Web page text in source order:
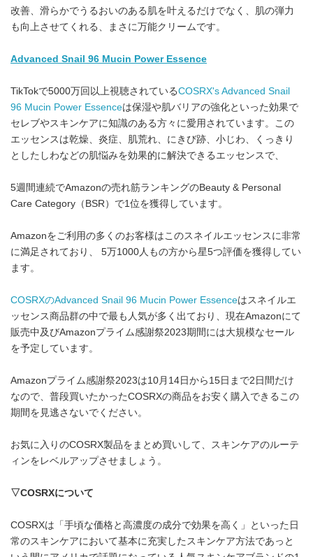
改善、滑らかでうるおいのある肌を叶えるだけでなく、肌の弾力
も向上させてくれる、まさに万能クリームです。
Advanced Snail 96 Mucin Power Essence
TikTokで5000万回以上視聴されているCOSRX's Advanced Snail
96 Mucin Power Essenceは保湿や肌バリアの強化といった効果で
セレブやスキンケアに知識のある方々に愛用されています。この
エッセンスは乾燥、炎症、肌荒れ、にきび跡、小じわ、くっきり
としたしわなどの肌悩みを効果的に解決できるエッセンスで、
5週間連続でAmazonの売れ筋ランキングのBeauty & Personal
Care Category（BSR）で1位を獲得しています。
Amazonをご利用の多くのお客様はこのスネイルエッセンスに非常
に満足されており、 5万1000人もの方から星5つ評価を獲得してい
ます。
COSRXのAdvanced Snail 96 Mucin Power Essenceはスネイルエ
ッセンス商品群の中で最も人気が多く出ており、現在Amazonにて
販売中及びAmazonプライム感謝祭2023期間には大規模なセール
を予定しています。
Amazonプライム感謝祭2023は10月14日から15日まで2日間だけ
なので、普段買いたかったCOSRXの商品をお安く購入できるこの
期間を見逃さないでください。
お気に入りのCOSRX製品をまとめ買いして、スキンケアのルーテ
ィンをレベルアップさせましょう。
▽COSRXについて
COSRXは「手頃な価格と高濃度の成分で効果を高く」といった日
常のスキンケアにおいて基本に充実したスキンケア方法であっと